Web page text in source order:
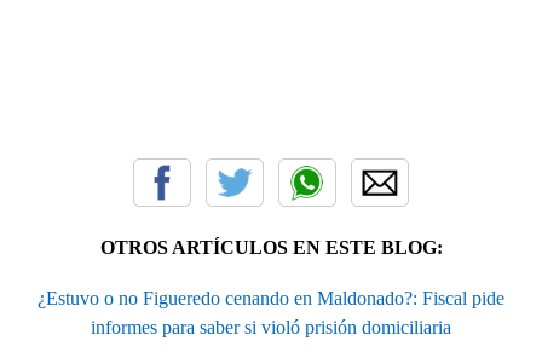
OTROS ARTÍCULOS EN ESTE BLOG:
¿Estuvo o no Figueredo cenando en Maldonado?: Fiscal pide
informes para saber si violó prisión domiciliaria